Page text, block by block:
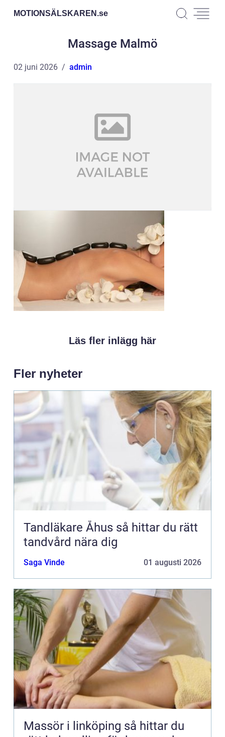
MOTIONSÄLSKAREN.se
Massage Malmö
02 juni 2026 admin
Läs fler inlägg här
Fler nyheter
Tandläkare Åhus så hittar du rätt
tandvård nära dig
Saga Vinde 01 augusti 2026
Massör i linköping så hittar du